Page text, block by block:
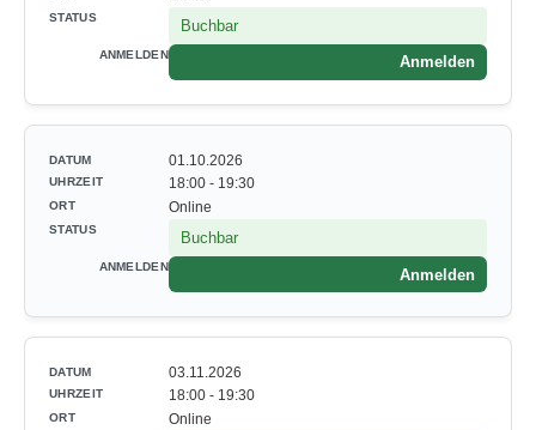
Buchbar
Anmelden
01.10.2026
18:00 - 19:30
Online
Buchbar
Anmelden
03.11.2026
18:00 - 19:30
Online